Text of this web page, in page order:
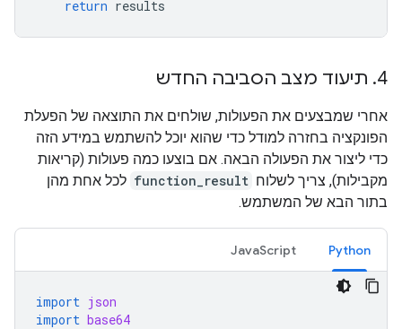
return results
4
. תיעוד מצב הסביבה החדש
אחרי שמבצעים את הפעולות, שולחים את התוצאה של הפעלת
הפונקציה בחזרה למודל כדי שהוא יוכל להשתמש במידע הזה
כדי ליצור את הפעולה הבאה. אם בוצעו כמה פעולות (קריאות
מקבילות), צריך לשלוח function_result לכל אחת מהן
בתור הבא של המשתמש.
Python
JavaScript
import json
import base64